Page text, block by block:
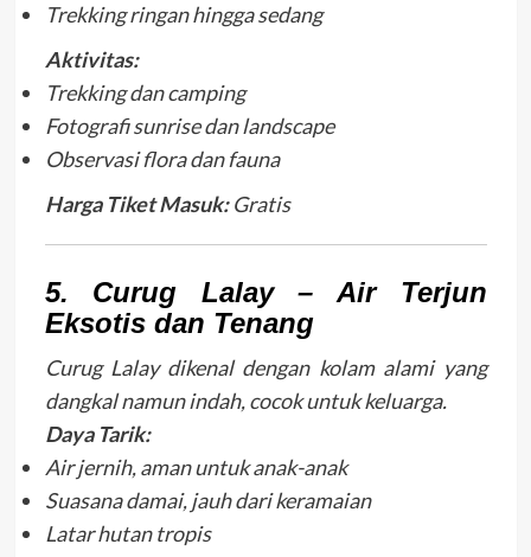
Trekking ringan hingga sedang
Aktivitas:
Trekking dan camping
Fotografi sunrise dan landscape
Observasi flora dan fauna
Harga Tiket Masuk:Gratis
5. Curug Lalay – Air Terjun
Eksotis dan Tenang
Curug Lalay dikenal dengan kolam alami yang
dangkal namun indah, cocok untuk keluarga.
Daya Tarik:
Air jernih, aman untuk anak-anak
Suasana damai, jauh dari keramaian
Latar hutan tropis